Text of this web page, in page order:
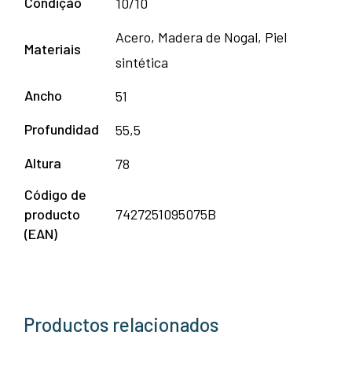
Materiais
Acero, Madera de Nogal, Piel
sintética
Ancho
51
Profundidad
55,5
Altura
78
Código de
producto
(EAN)
7427251095075B
Productos relacionados